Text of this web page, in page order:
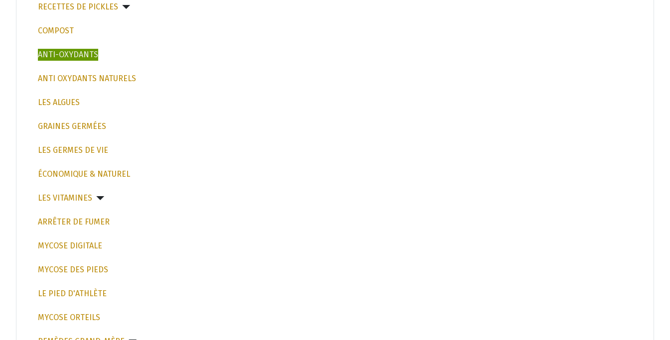
RECETTES DE PICKLES
COMPOST
ANTI-OXYDANTS
ANTI OXYDANTS NATURELS
LES ALGUES
GRAINES GERMÉES
LES GERMES DE VIE
ÉCONOMIQUE & NATUREL
LES VITAMINES
ARRÊTER DE FUMER
MYCOSE DIGITALE
MYCOSE DES PIEDS
LE PIED D'ATHLÈTE
MYCOSE ORTEILS